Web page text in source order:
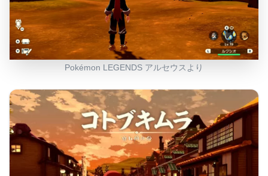
Pokémon LEGENDS アルセウスより